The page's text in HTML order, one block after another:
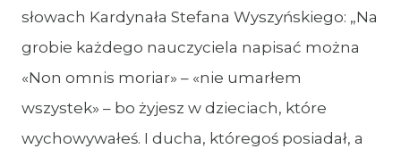
słowach Kardynała Stefana Wyszyńskiego: „Na
grobie każdego nauczyciela napisać można
«Non omnis moriar» – «nie umarłem
wszystek» – bo żyjesz w dzieciach, które
wychowywałeś. I ducha, któregoś posiadał, a